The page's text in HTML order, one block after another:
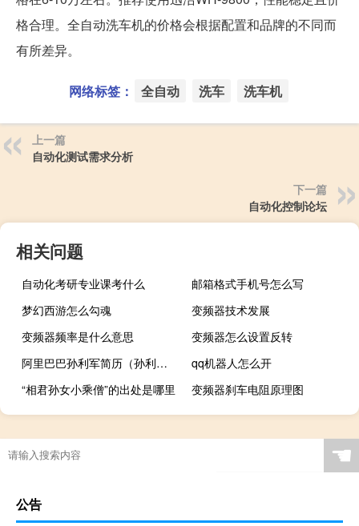
格合理。全自动洗车机的价格会根据配置和品牌的不同而
有所差异。
网络标签： 全自动 洗车 洗车机
上一篇
自动化测试需求分析
下一篇
自动化控制论坛
相关问题
自动化考研专业课考什么
邮箱格式手机号怎么写
梦幻西游怎么勾魂
变频器技术发展
变频器频率是什么意思
变频器怎么设置反转
阿里巴巴孙利军简历（孙利军-阿里巴巴农村淘宝事业部总经理介绍）
qq机器人怎么开
“相君孙女小乘僧”的出处是哪里
变频器刹车电阻原理图
☚
公告